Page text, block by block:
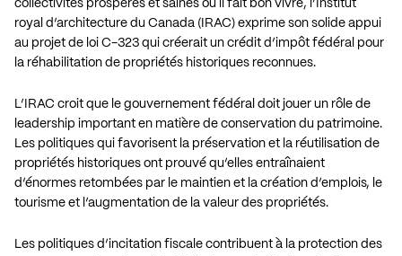
collectivités prospères et saines où il fait bon vivre, l’Institut
royal d’architecture du Canada (IRAC) exprime son solide appui
au projet de loi C-323 qui créerait un crédit d’impôt fédéral pour
la réhabilitation de propriétés historiques reconnues.
L’IRAC croit que le gouvernement fédéral doit jouer un rôle de
leadership important en matière de conservation du patrimoine.
Les politiques qui favorisent la préservation et la réutilisation de
propriétés historiques ont prouvé qu’elles entraînaient
d’énormes retombées par le maintien et la création d’emplois, le
tourisme et l’augmentation de la valeur des propriétés.
Les politiques d’incitation fiscale contribuent à la protection des